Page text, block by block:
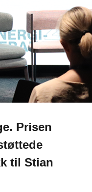
Prisen
til Stian